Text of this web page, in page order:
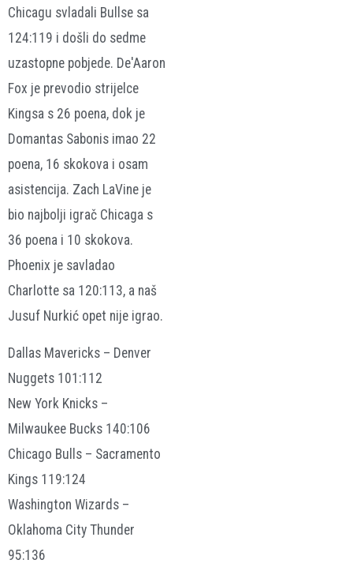
Chicagu svladali Bullse sa
124:119 i došli do sedme
uzastopne pobjede. De'Aaron
Fox je prevodio strijelce
Kingsa s 26 poena, dok je
Domantas Sabonis imao 22
poena, 16 skokova i osam
asistencija. Zach LaVine je
bio najbolji igrač Chicaga s
36 poena i 10 skokova.
Phoenix je savladao
Charlotte sa 120:113, a naš
Jusuf Nurkić opet nije igrao.
Dallas Mavericks – Denver
Nuggets 101:112
New York Knicks –
Milwaukee Bucks 140:106
Chicago Bulls – Sacramento
Kings 119:124
Washington Wizards –
Oklahoma City Thunder
95:136